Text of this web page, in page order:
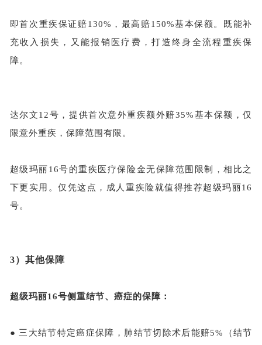
即首次重疾保证赔130%，最高赔150%基本保额。既能补
充收入损失，又能报销医疗费，打造终身全流程重疾保
障。
达尔文12号，提供首次意外重疾额外赔35%基本保额，仅
限意外重疾，保障范围有限。
超级玛丽16号的重疾医疗保险金无保障范围限制，相比之
下更实用。仅凭这点，成人重疾险就值得推荐超级玛丽16
号。
3） 其他保障
超级玛丽16号侧重结节、癌症的保障：
● 三大结节特定癌症保障，肺结节切除术后能赔5%（结节